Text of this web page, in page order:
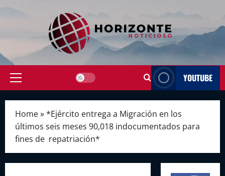
Primary
YOUTUBE
Home»*Ejército entrega a Migración en los
últimos seis meses 90,018 indocumentados para
fines de repatriación*